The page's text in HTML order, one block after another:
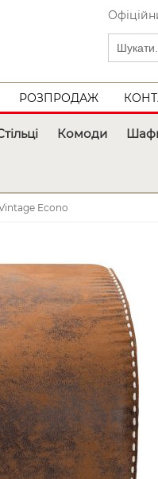
РОЗПРОДАЖ
Комоди
Econo